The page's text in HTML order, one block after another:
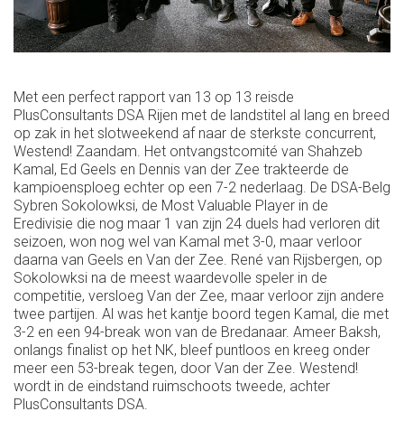
Met een perfect rapport van 13 op 13 reisde
PlusConsultants DSA Rijen met de landstitel al lang en breed
op zak in het slotweekend af naar de sterkste concurrent,
Westend! Zaandam. Het ontvangstcomité van Shahzeb
Kamal, Ed Geels en Dennis van der Zee trakteerde de
kampioensploeg echter op een 7-2 nederlaag. De DSA-Belg
Sybren Sokolowksi, de Most Valuable Player in de
Eredivisie die nog maar 1 van zijn 24 duels had verloren dit
seizoen, won nog wel van Kamal met 3-0, maar verloor
daarna van Geels en Van der Zee. René van Rijsbergen, op
Sokolowksi na de meest waardevolle speler in de
competitie, versloeg Van der Zee, maar verloor zijn andere
twee partijen. Al was het kantje boord tegen Kamal, die met
3-2 en een 94-break won van de Bredanaar. Ameer Baksh,
onlangs finalist op het NK, bleef puntloos en kreeg onder
meer een 53-break tegen, door Van der Zee. Westend!
wordt in de eindstand ruimschoots tweede, achter
PlusConsultants DSA.